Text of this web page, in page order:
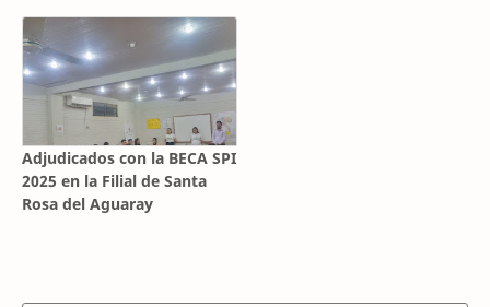
Adjudicados con la BECA SPI
2025 en la Filial de Santa
Rosa del Aguaray